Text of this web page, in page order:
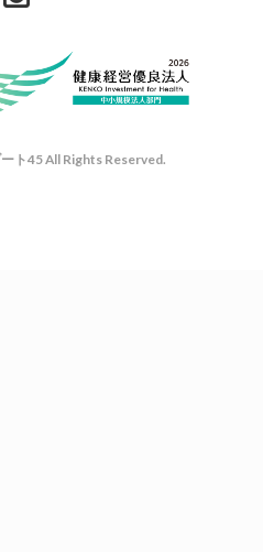
ト45 All Rights Reserved.